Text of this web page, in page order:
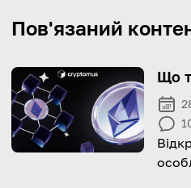
Пов'язаний
Що